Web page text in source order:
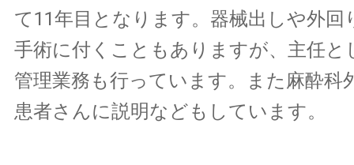
て11年目となります。器械出しや外回
手術に付くこともありますが、主任と
管理業務も行っています。また麻酔科
患者さんに説明などもしています。